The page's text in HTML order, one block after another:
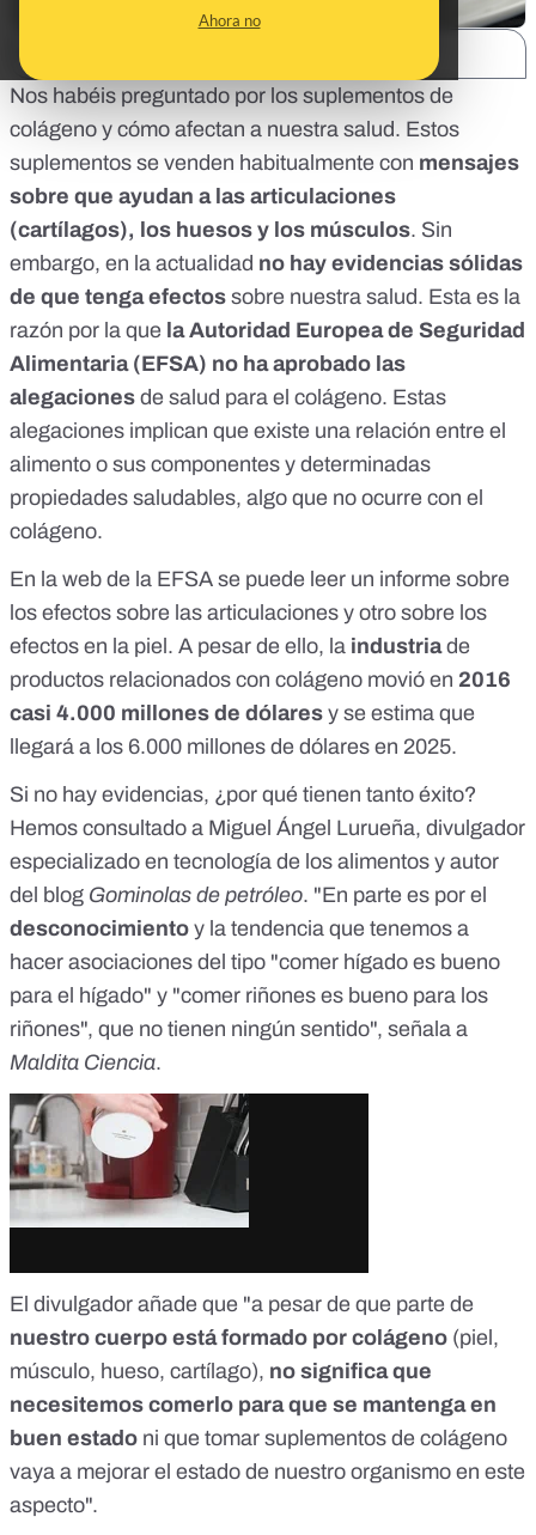
Ahora no
Nos habéis preguntado por los suplementos de
colágeno y cómo afectan a nuestra salud. Estos
suplementos se venden habitualmente con mensajes
sobre que ayudan a las articulaciones
(cartílagos), los huesos y los músculos. Sin
embargo, en la actualidad no hay evidencias sólidas
de que tenga efectos sobre nuestra salud. Esta es la
razón por la que la Autoridad Europea de Seguridad
Alimentaria (EFSA) no ha aprobado las
alegaciones de salud para el colágeno. Estas
alegaciones implican que existe una relación entre el
alimento o sus componentes y determinadas
propiedades saludables, algo que no ocurre con el
colágeno.
En la web de la EFSA se puede leer un informe sobre
los efectos sobre las articulaciones y otro sobre los
efectos en la piel . A pesar de ello, la industriade
productos relacionados con colágeno movió en 2016
casi 4.000 millones de dólares y se estima que
llegará a los 6.000 millones de dólares en 2025.
Si no hay evidencias, ¿por qué tienen tanto éxito?
Hemos consultado a Miguel Ángel Lurueña, divulgador
especializado en tecnología de los alimentos y autor
del blog Gominolas de petróleo. "En parte es por el
desconocimiento y la tendencia que tenemos a
hacer asociaciones del tipo "comer hígado es bueno
para el hígado" y "comer riñones es bueno para los
riñones", que no tienen ningún sentido", señala a
Maldita Ciencia.
El divulgador añade que "a pesar de que parte de
nuestro cuerpo está formado por colágeno (piel,
músculo, hueso, cartílago), no significa que
necesitemos comerlo para que se mantenga en
buen estado ni que tomar suplementos de colágeno
vaya a mejorar el estado de nuestro organismo en este
aspecto".